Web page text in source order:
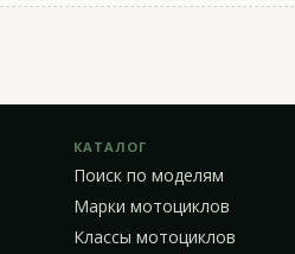
КАТАЛОГ
Поиск по моделям
Марки мотоциклов
Классы мотоциклов